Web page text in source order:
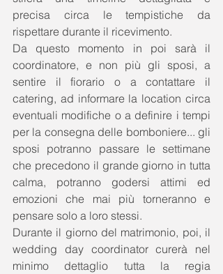
precisa circa le tempistiche da
rispettare durante il ricevimento.
Da questo momento in poi sarà il
coordinatore, e non più gli sposi, a
sentire il fiorario o a contattare il
catering, ad informare la location circa
eventuali modifiche o a definire i tempi
per la consegna delle bomboniere... gli
sposi potranno passare le settimane
che precedono il grande giorno in tutta
calma, potranno godersi attimi ed
emozioni che mai più torneranno e
pensare solo a loro stessi.
Durante il giorno del matrimonio, poi, il
wedding day coordinator curerà nel
minimo dettaglio tutta la regia